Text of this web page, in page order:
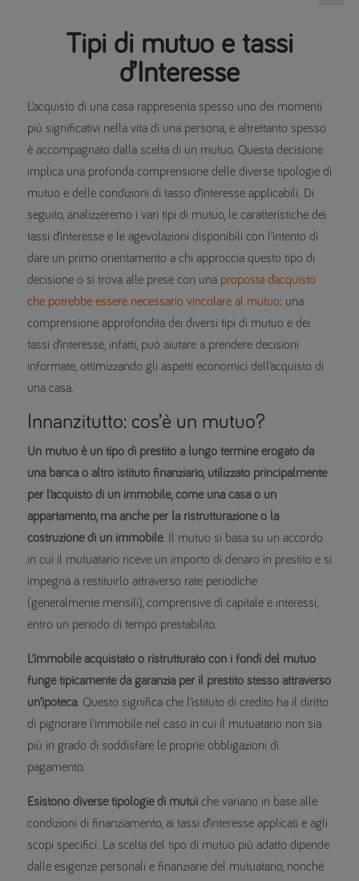
Tipi di mutuo e tassi
d’Interesse
L’acquisto di una casa rappresenta spesso uno dei momenti
più significativi nella vita di una persona, e altrettanto spesso
è accompagnato dalla scelta di un mutuo. Questa decisione
implica una profonda comprensione delle diverse tipologie di
mutuo e delle condizioni di tasso d’interesse applicabili. Di
seguito, analizzeremo i vari tipi di mutuo, le caratteristiche dei
tassi d’interesse e le agevolazioni disponibili con l’intento di
dare un primo orientamento a chi approccia questo tipo di
decisione o si trova alle prese con una proposta d’acquisto
che potrebbe essere necessario vincolare al mutuo: una
comprensione approfondita dei diversi tipi di mutuo e dei
tassi d’interesse, infatti, può aiutare a prendere decisioni
informate, ottimizzando gli aspetti economici dell’acquisto di
una casa.
Innanzitutto: cos’è un mutuo?
Un mutuo è un tipo di prestito a lungo termine erogato da
una banca o altro istituto finanziario, utilizzato principalmente
per l’acquisto di un immobile, come una casa o un
appartamento, ma anche per la ristrutturazione o la
costruzione di un immobile. Il mutuo si basa su un accordo
in cui il mutuatario riceve un importo di denaro in prestito e si
impegna a restituirlo attraverso rate periodiche
(generalmente mensili), comprensive di capitale e interessi,
entro un periodo di tempo prestabilito.
L’immobile acquistato o ristrutturato con i fondi del mutuo
funge tipicamente da garanzia per il prestito stesso attraverso
un’ipoteca. Questo significa che l’istituto di credito ha il diritto
di pignorare l’immobile nel caso in cui il mutuatario non sia
più in grado di soddisfare le proprie obbligazioni di
pagamento.
Esistono diverse tipologie di mutui che variano in base alle
condizioni di finanziamento, ai tassi d’interesse applicati e agli
scopi specifici. La scelta del tipo di mutuo più adatto dipende
dalle esigenze personali e finanziarie del mutuatario, nonché